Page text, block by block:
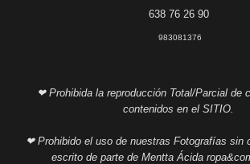
638 76 26 90
983081376
❤ Prohibida la reproducción Total/Parcial de
contenidos en el SITIO.
❤ Prohibido el uso de nuestras Fotografías sin
escrito de parte de Mentta Ácida